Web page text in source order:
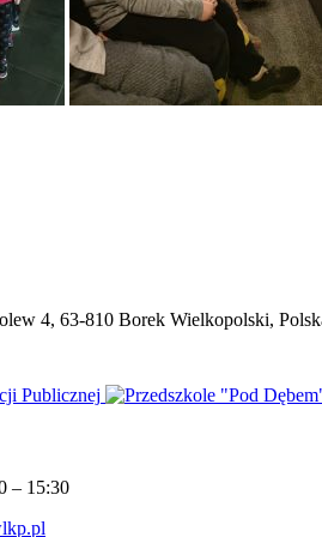
4, 63-810 Borek Wielkopolski,
– 15:30